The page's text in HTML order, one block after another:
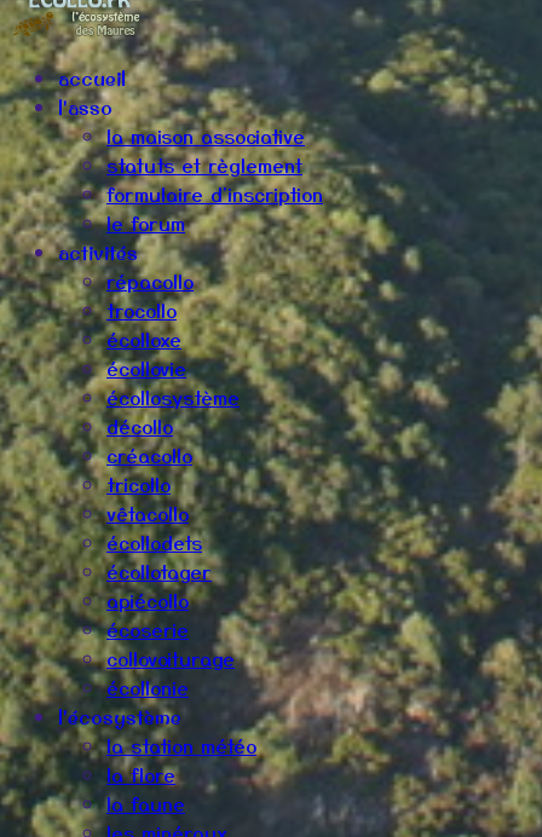
accueil
l'asso
la maison associative
statuts et règlement
formulaire d'inscription
le forum
activités
répacollo
trocollo
écolloxe
écollovie
écollosystème
décollo
créacollo
tricollo
vêtacollo
écollodets
écollotager
apiécollo
écoserie
collovoiturage
écollonie
l'écosystème
la station météo
la flore
la faune